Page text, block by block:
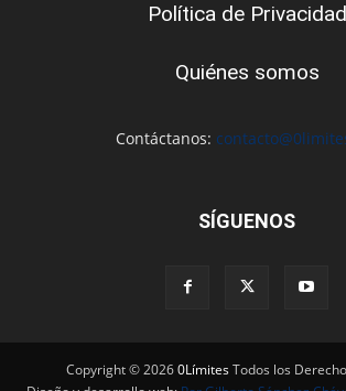
Política de Privacidad
Quiénes somos
Contáctanos:
SÍGUENOS
Copyright © 20260LímitesTodos los